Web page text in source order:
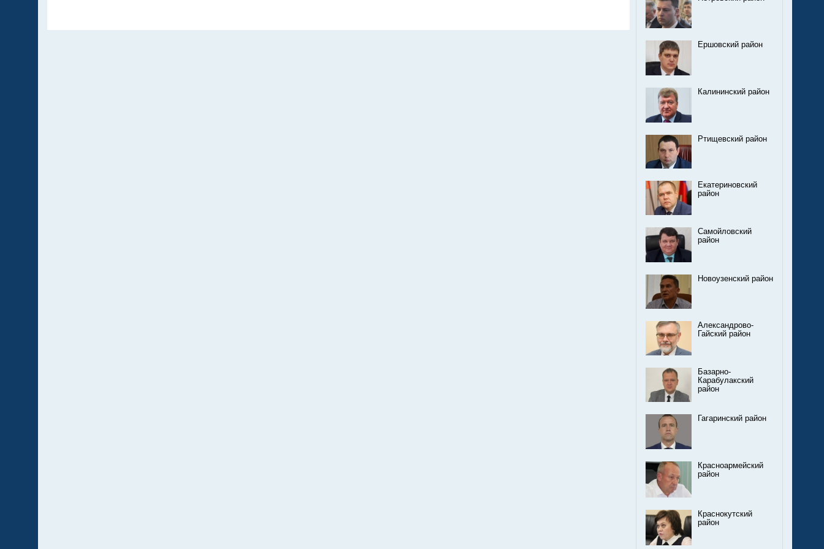
Ершовский район
Калининский район
Ртищевский район
Екатериновский
район
Самойловский
район
Новоузенский район
Александрово-
Гайский район
Базарно-
Карабулакский
район
Гагаринский район
Красноармейский
район
Краснокутский
район